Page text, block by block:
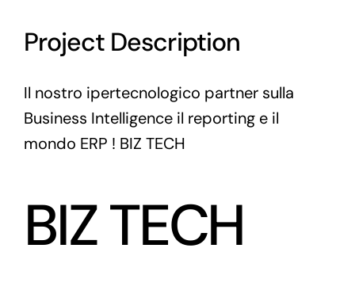
Project Description
Il nostro ipertecnologico partner sulla
Business Intelligence il reporting e il
mondo ERP ! BIZ TECH
BIZ TECH